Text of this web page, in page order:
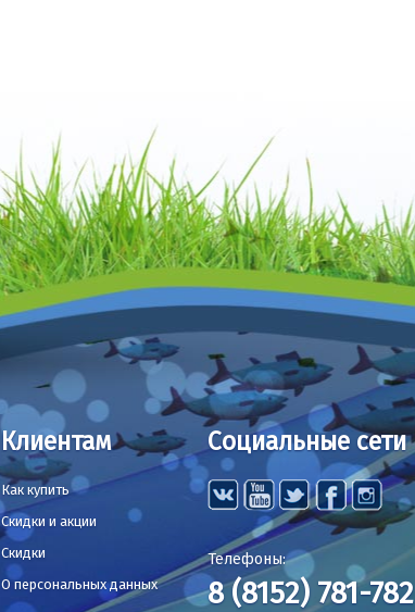
Клиентам
Как купить
Скидки и акции
Скидки
О персональных данных
Социальные сети
Телефоны:
8 (8152) 781-782